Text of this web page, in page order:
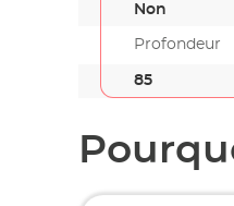
Non
Profondeur
85